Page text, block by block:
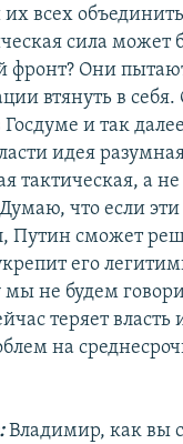
всех
сила может
фронт? Они
втянуть в
Госдуме и так
идея
тактическая, а не
что если
Путин сможет
его
мы не будем
теряет власть
на
Владимир, как вы